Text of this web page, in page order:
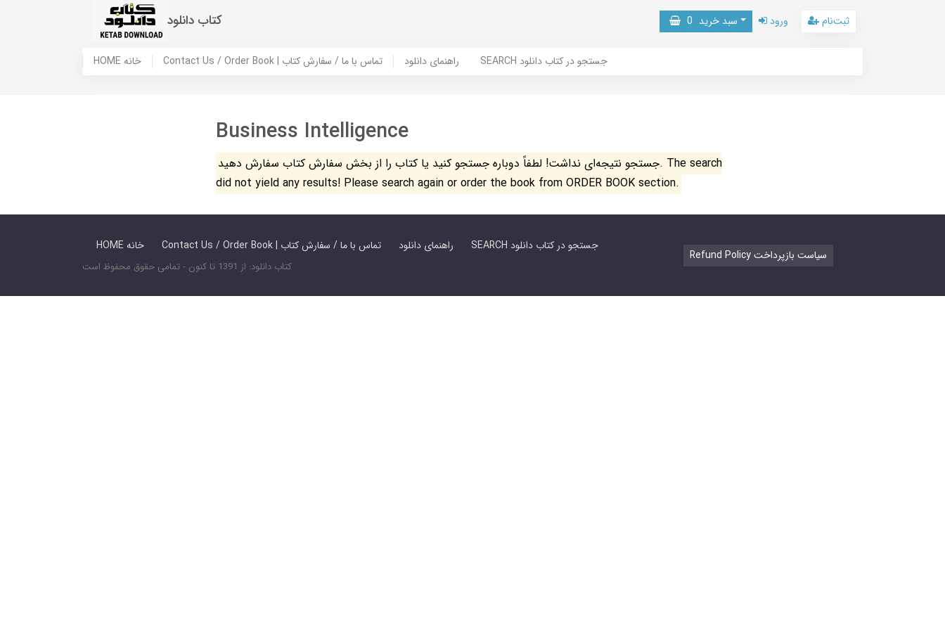
کتاب دانلود سبد خرید 0 ورود ثبت‌نام
HOME خانه Contact Us / Order Book | تماس با ما / سفارش کتاب راهنمای دانلود SEARCH جستجو در کتاب دانلود
Business Intelligence
جستجو نتیجه‌ای نداشت! لطفاً دوباره جستجو کنید یا کتاب را از بخش سفارش کتاب سفارش دهید. The search
did not yield any results! Please search again or order the book from ORDER BOOK section.
HOME خانه Contact Us / Order Book | تماس با ما / سفارش کتاب راهنمای دانلود SEARCH جستجو در کتاب دانلود
کتاب دانلود: از 1391 تا کنون - تمامی حقوق محفوظ است
Refund Policy سیاست بازپرداخت